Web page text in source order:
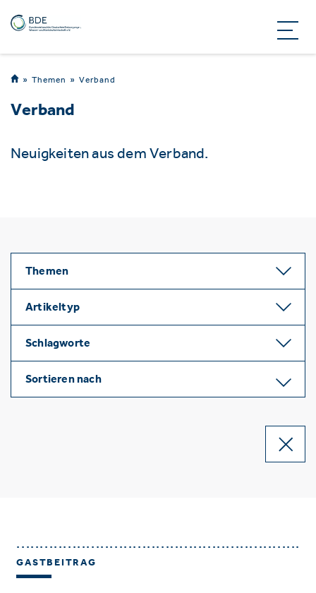
Themen Verband
Verband
Neuigkeiten aus dem Verband.
Themen
Artikeltyp
Schlagworte
Sortieren nach
GASTBEITRAG